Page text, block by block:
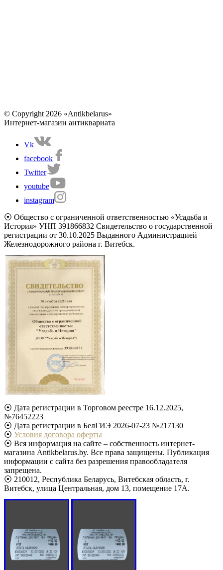
© Copyright 2026 «Antikbelarus»
Интернет-магазин антиквариата
Vk
facebook
Twitter
youtube
instagram
⦿ Общество с ограниченной ответственностью «Усадьба и
История» УНП 391866832 Свидетельство о государственной
регистрации от 30.10.2025 Выданного Администрацией
Железнодорожного района г. Витебск.
⦿ Дата регистрации в Торговом реестре 16.12.2025,
№76452223
⦿ Дата регистрации в БелГИЭ 2026-07-23 №217130
⦿ Условия договора оферты
⦿ Вся информация на сайте – собственность интернет-
магазина Antikbelarus.by. Все права защищены. Публикация
информации с сайта без разрешения правообладателя
запрещена.
⦿ 210012, Республика Беларусь, Витебская область, г.
Витебск, улица Центральная, дом 13, помещение 17А.